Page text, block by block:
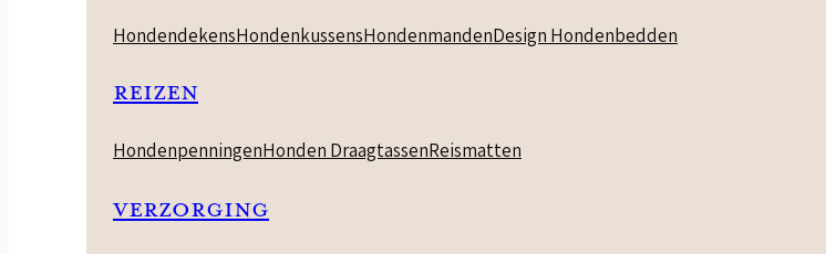
HondendekensHondenkussensHondenmandenDesign Hondenbedden
REIZEN
HondenpenningenHonden DraagtassenReismatten
VERZORGING